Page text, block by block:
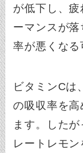
が低下し、
ーマンスが
率が悪くなる
ビタミンCは
の吸収率を
ます。した
レートレモ